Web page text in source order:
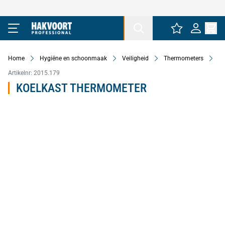
Ga naar de inhoud
Home Hygiëne en schoonmaak Veiligheid Thermometers
Artikelnr: 2015.179
KOELKAST THERMOMETER